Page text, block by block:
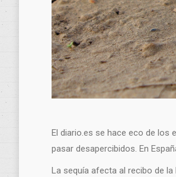
El diario.es se hace eco de los
pasar desapercibidos. En
La sequía afecta al recibo de